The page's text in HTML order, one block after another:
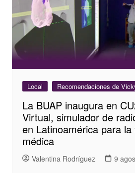
Local Recomendaciones de
La BUAP inaugura en
Virtual, simulador de
en Latinoamérica para la
médica
Valentina Rodríguez 9